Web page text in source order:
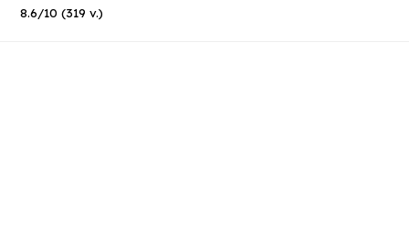
8.6/10 (319 v.)